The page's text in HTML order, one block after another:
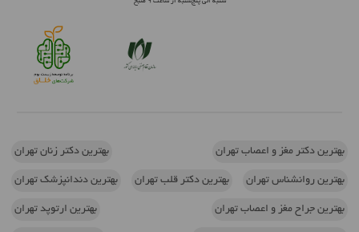
بهترین دکتر مغز و اعصاب تهران بهترین دکتر زنان تهران
بهترین روانشناس تهران بهترین دکتر قلب تهران بهترین دندانپزشک تهران
بهترین جراح مغز و اعصاب تهران بهترین ارتوپد تهران